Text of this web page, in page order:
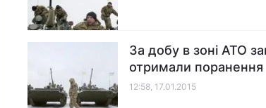
За добу в зоні АТО
отримали поранення
12:58, 17.01.2015